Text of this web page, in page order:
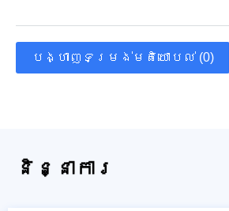
បង្ហាញទម្រង់មតិយោបល់ (0)
និន្នាការ